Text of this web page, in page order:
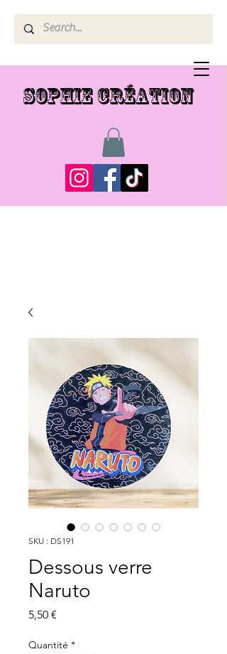
SOPHIE CRÉATION
SKU : DS191
Dessous verre
Naruto
5,50 €
Quantité *